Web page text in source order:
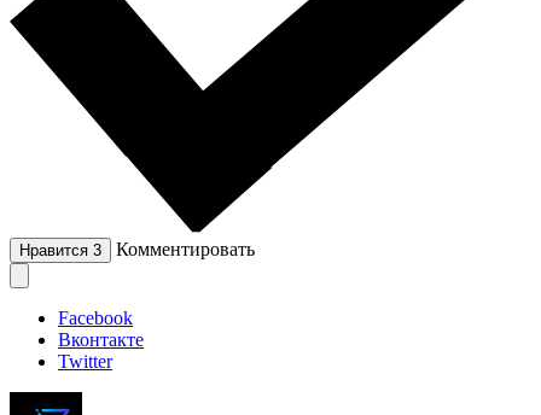
Нравится 3 Комментировать
Facebook
Вконтакте
Twitter